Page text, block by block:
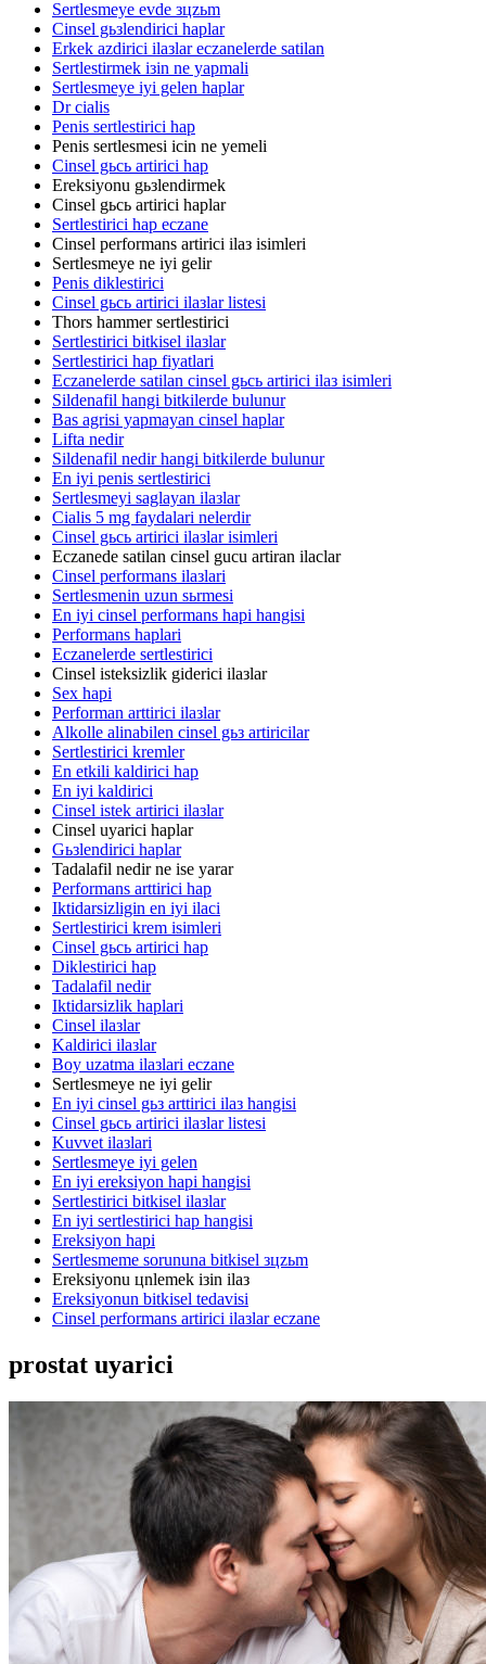
Sertlesmeye evde зцzьm
Cinsel gьзlendirici haplar
Erkek azdirici ilaзlar eczanelerde satilan
Sertlestirmek iзin ne yapmali
Sertlesmeye iyi gelen haplar
Dr cialis
Penis sertlestirici hap
Penis sertlesmesi icin ne yemeli
Cinsel gьcь artirici hap
Ereksiyonu gьзlendirmek
Cinsel gьcь artirici haplar
Sertlestirici hap eczane
Cinsel performans artirici ilaз isimleri
Sertlesmeye ne iyi gelir
Penis diklestirici
Cinsel gьcь artirici ilaзlar listesi
Thors hammer sertlestirici
Sertlestirici bitkisel ilaзlar
Sertlestirici hap fiyatlari
Eczanelerde satilan cinsel gьcь artirici ilaз isimleri
Sildenafil hangi bitkilerde bulunur
Bas agrisi yapmayan cinsel haplar
Lifta nedir
Sildenafil nedir hangi bitkilerde bulunur
En iyi penis sertlestirici
Sertlesmeyi saglayan ilaзlar
Cialis 5 mg faydalari nelerdir
Cinsel gьcь artirici ilaзlar isimleri
Eczanede satilan cinsel gucu artiran ilaclar
Cinsel performans ilaзlari
Sertlesmenin uzun sьrmesi
En iyi cinsel performans hapi hangisi
Performans haplari
Eczanelerde sertlestirici
Cinsel isteksizlik giderici ilaзlar
Sex hapi
Performan arttirici ilaзlar
Alkolle alinabilen cinsel gьз artiricilar
Sertlestirici kremler
En etkili kaldirici hap
En iyi kaldirici
Cinsel istek artirici ilaзlar
Cinsel uyarici haplar
Gьзlendirici haplar
Tadalafil nedir ne ise yarar
Performans arttirici hap
Iktidarsizligin en iyi ilaci
Sertlestirici krem isimleri
Cinsel gьcь artirici hap
Diklestirici hap
Tadalafil nedir
Iktidarsizlik haplari
Cinsel ilaзlar
Kaldirici ilaзlar
Boy uzatma ilaзlari eczane
Sertlesmeye ne iyi gelir
En iyi cinsel gьз arttirici ilaз hangisi
Cinsel gьcь artirici ilaзlar listesi
Kuvvet ilaзlari
Sertlesmeye iyi gelen
En iyi ereksiyon hapi hangisi
Sertlestirici bitkisel ilaзlar
En iyi sertlestirici hap hangisi
Ereksiyon hapi
Sertlesmeme sorununa bitkisel зцzьm
Ereksiyonu цnlemek iзin ilaз
Ereksiyonun bitkisel tedavisi
Cinsel performans artirici ilaзlar eczane
prostat uyarici